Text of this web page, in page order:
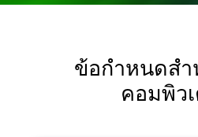
ข้อกำหนดสำ
คอมพิว